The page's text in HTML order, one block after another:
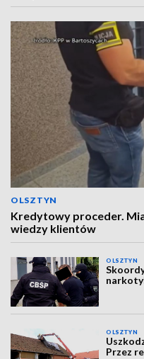
OLSZTYN
Kredytowy proceder.
wiedzy klientów
OLSZTYN
OLSZTYN
Przez